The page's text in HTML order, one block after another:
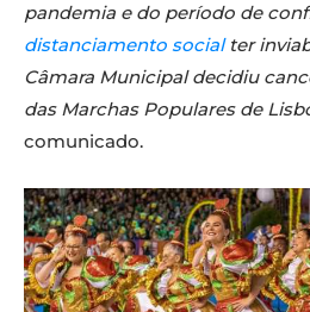
pandemia e do período de
distanciamento socialter
Câmara Municipal decidiu
das Marchas Populares de
comunicado.